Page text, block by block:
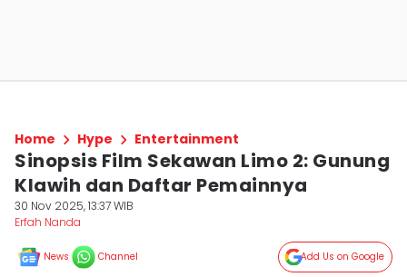
Home Hype Entertainment
Sinopsis Film Sekawan Limo 2: Gunung
Klawih dan Daftar Pemainnya
30 Nov 2025, 13:37 WIB
Erfah Nanda
News Channel Add Us on Google